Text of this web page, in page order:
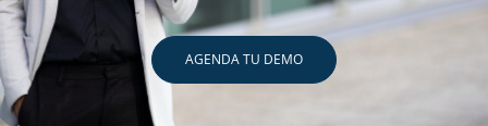
AGENDA TU DEMO